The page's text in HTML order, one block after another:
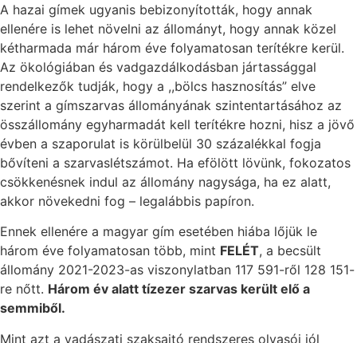
A hazai gímek ugyanis bebizonyították, hogy annak
ellenére is lehet növelni az állományt, hogy annak közel
kétharmada már három éve folyamatosan terítékre kerül.
Az ökológiában és vadgazdálkodásban jártassággal
rendelkezők tudják, hogy a ,,bölcs hasznosítás” elve
szerint a gímszarvas állományának szintentartásához az
összállomány egyharmadát kell terítékre hozni, hisz a jövő
évben a szaporulat is körülbelül 30 százalékkal fogja
bővíteni a szarvaslétszámot. Ha efölött lövünk, fokozatos
csökkenésnek indul az állomány nagysága, ha ez alatt,
akkor növekedni fog – legalábbis papíron.
Ennek ellenére a magyar gím esetében hiába lőjük le
három éve folyamatosan több, mint FELÉT, a becsült
állomány 2021-2023-as viszonylatban 117 591-ről 128 151-
re nőtt. Három év alatt tízezer szarvas került elő a
semmiből.
Mint azt a vadászati szaksajtó rendszeres olvasói jól